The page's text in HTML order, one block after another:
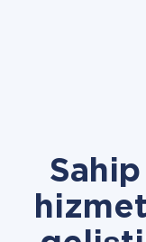
Sahip